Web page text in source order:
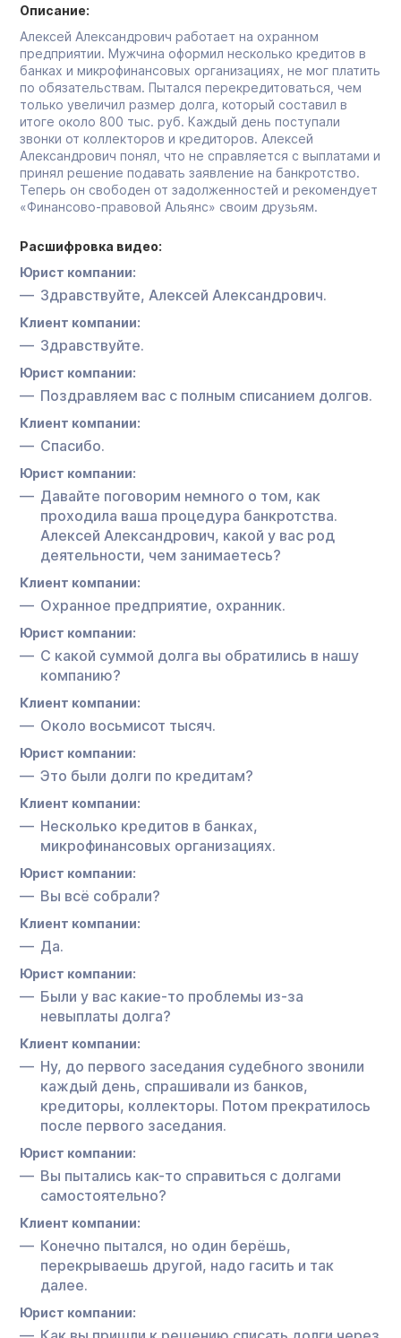
Описание:
Алексей Александрович работает на охранном
предприятии. Мужчина оформил несколько кредитов в
банках и микрофинансовых организациях, не мог платить
по обязательствам. Пытался перекредитоваться, чем
только увеличил размер долга, который составил в
итоге около 800 тыс. руб. Каждый день поступали
звонки от коллекторов и кредиторов. Алексей
Александрович понял, что не справляется с выплатами и
принял решение подавать заявление на банкротство.
Теперь он свободен от задолженностей и рекомендует
«Финансово-правовой Альянс» своим друзьям.
Расшифровка видео:
Юрист компании:
Здравствуйте, Алексей Александрович.
Клиент компании:
Здравствуйте.
Юрист компании:
Поздравляем вас с полным списанием долгов.
Клиент компании:
Спасибо.
Юрист компании:
Давайте поговорим немного о том, как
проходила ваша процедура банкротства.
Алексей Александрович, какой у вас род
деятельности, чем занимаетесь?
Клиент компании:
Охранное предприятие, охранник.
Юрист компании:
С какой суммой долга вы обратились в нашу
компанию?
Клиент компании:
Около восьмисот тысяч.
Юрист компании:
Это были долги по кредитам?
Клиент компании:
Несколько кредитов в банках,
микрофинансовых организациях.
Юрист компании:
Вы всё собрали?
Клиент компании:
Да.
Юрист компании:
Были у вас какие-то проблемы из-за
невыплаты долга?
Клиент компании:
Ну, до первого заседания судебного звонили
каждый день, спрашивали из банков,
кредиторы, коллекторы. Потом прекратилось
после первого заседания.
Юрист компании:
Вы пытались как-то справиться с долгами
самостоятельно?
Клиент компании:
Конечно пытался, но один берёшь,
перекрываешь другой, надо гасить и так
далее.
Юрист компании: